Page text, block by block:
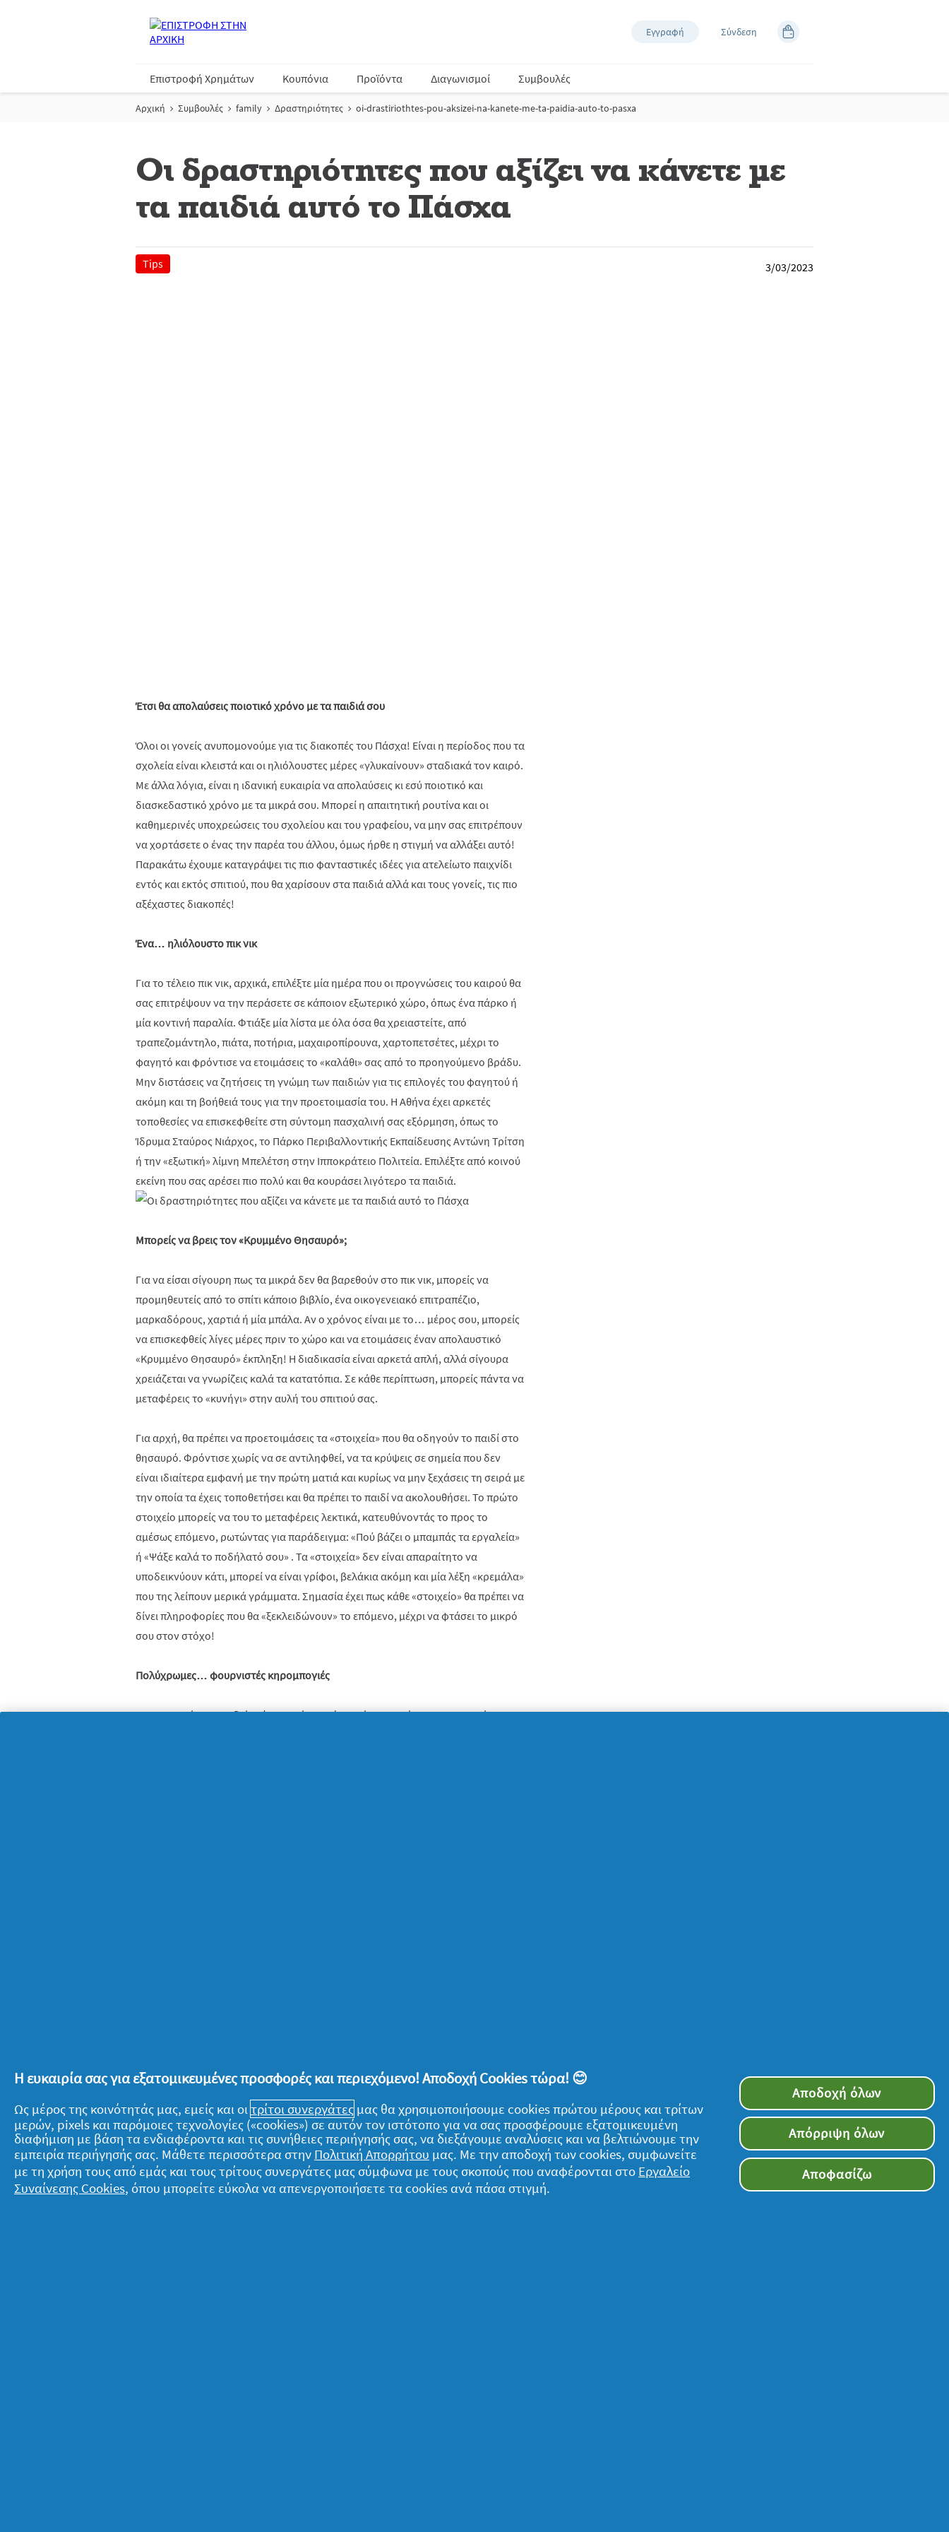
Εγγραφή Σύνδεση
Επιστροφή Χρημάτων Κουπόνια Προϊόντα Διαγωνισμοί Συμβουλές
Αρχική Συμβουλές family Δραστηριότητες oi-drastiriothtes-pou-aksizei-na-kanete-me-ta-paidia-auto-to-pasxa
Οι δραστηριότητες που αξίζει να κάνετε με
τα παιδιά αυτό το Πάσχα
Tips 3/03/2023
Έτσι θα απολαύσεις ποιοτικό χρόνο με τα παιδιά σου
Όλοι οι γονείς ανυπομονούμε για τις διακοπές του Πάσχα! Είναι η περίοδος που τα
σχολεία είναι κλειστά και οι ηλιόλουστες μέρες «γλυκαίνουν» σταδιακά τον καιρό.
Με άλλα λόγια, είναι η ιδανική ευκαιρία να απολαύσεις κι εσύ ποιοτικό και
διασκεδαστικό χρόνο με τα μικρά σου. Μπορεί η απαιτητική ρουτίνα και οι
καθημερινές υποχρεώσεις του σχολείου και του γραφείου, να μην σας επιτρέπουν
να χορτάσετε ο ένας την παρέα του άλλου, όμως ήρθε η στιγμή να αλλάξει αυτό!
Παρακάτω έχουμε καταγράψει τις πιο φανταστικές ιδέες για ατελείωτο παιχνίδι
εντός και εκτός σπιτιού, που θα χαρίσουν στα παιδιά αλλά και τους γονείς, τις πιο
αξέχαστες διακοπές!
Ένα… ηλιόλουστο πικ νικ
Για το τέλειο πικ νικ, αρχικά, επιλέξτε μία ημέρα που οι προγνώσεις του καιρού θα
σας επιτρέψουν να την περάσετε σε κάποιον εξωτερικό χώρο, όπως ένα πάρκο ή
μία κοντινή παραλία. Φτιάξε μία λίστα με όλα όσα θα χρειαστείτε, από
τραπεζομάντηλο, πιάτα, ποτήρια, μαχαιροπίρουνα, χαρτοπετσέτες, μέχρι το
φαγητό και φρόντισε να ετοιμάσεις το «καλάθι» σας από το προηγούμενο βράδυ.
Μην διστάσεις να ζητήσεις τη γνώμη των παιδιών για τις επιλογές του φαγητού ή
ακόμη και τη βοήθειά τους για την προετοιμασία του. Η Αθήνα έχει αρκετές
τοποθεσίες να επισκεφθείτε στη σύντομη πασχαλινή σας εξόρμηση, όπως το
Ίδρυμα Σταύρος Νιάρχος, το Πάρκο Περιβαλλοντικής Εκπαίδευσης Αντώνη Τρίτση
ή την «εξωτική» λίμνη Μπελέτση στην Ιπποκράτειο Πολιτεία. Επιλέξτε από κοινού
εκείνη που σας αρέσει πιο πολύ και θα κουράσει λιγότερο τα παιδιά.
Μπορείς να βρεις τον «Κρυμμένο Θησαυρό»;
Για να είσαι σίγουρη πως τα μικρά δεν θα βαρεθούν στο πικ νικ, μπορείς να
προμηθευτείς από το σπίτι κάποιο βιβλίο, ένα οικογενειακό επιτραπέζιο,
μαρκαδόρους, χαρτιά ή μία μπάλα. Αν ο χρόνος είναι με το… μέρος σου, μπορείς
να επισκεφθείς λίγες μέρες πριν το χώρο και να ετοιμάσεις έναν απολαυστικό
«Κρυμμένο Θησαυρό» έκπληξη! Η διαδικασία είναι αρκετά απλή, αλλά σίγουρα
χρειάζεται να γνωρίζεις καλά τα κατατόπια. Σε κάθε περίπτωση, μπορείς πάντα να
μεταφέρεις το «κυνήγι» στην αυλή του σπιτιού σας.
Για αρχή, θα πρέπει να προετοιμάσεις τα «στοιχεία» που θα οδηγούν το παιδί στο
θησαυρό. Φρόντισε χωρίς να σε αντιληφθεί, να τα κρύψεις σε σημεία που δεν
είναι ιδιαίτερα εμφανή με την πρώτη ματιά και κυρίως να μην ξεχάσεις τη σειρά με
την οποία τα έχεις τοποθετήσει και θα πρέπει το παιδί να ακολουθήσει. Το πρώτο
στοιχείο μπορείς να του το μεταφέρεις λεκτικά, κατευθύνοντάς το προς το
αμέσως επόμενο, ρωτώντας για παράδειγμα: «Πού βάζει ο μπαμπάς τα εργαλεία»
ή «Ψάξε καλά το ποδήλατό σου» . Τα «στοιχεία» δεν είναι απαραίτητο να
υποδεικνύουν κάτι, μπορεί να είναι γρίφοι, βελάκια ακόμη και μία λέξη «κρεμάλα»
που της λείπουν μερικά γράμματα. Σημασία έχει πως κάθε «στοιχείο» θα πρέπει να
δίνει πληροφορίες που θα «ξεκλειδώνουν» το επόμενο, μέχρι να φτάσει το μικρό
σου στον στόχο!
Πολύχρωμες… φουρνιστές κηρομπογιές
Αν τα κουτιά των παιδιών είναι γεμάτα από μικρά κομματάκια κηρομπογιάς που
τραπέζι, μπορείς να «μπλέξεις» και τα παιδιά στη διαδικασία, ζητώντας τους να τα
χειροτεχνίας και μπόλικη φαντασία, να είσαι σίγουρη πως θα μεγαλουργήσουν,
δημιουργώντας τους δικούς τους ευφάνταστους χαρακτήρες! Αν δεις πως
δυσκολεύονται, μπορείς να τους προτείνεις να περάσουν περιμετρικά στο κάθε
αυγό μία κορδέλα και να την «κλείσουν» με λίγη κόλλα. Σχηματίζοντας δύο
μαύρες βούλες πάνω στην κορδέλα τη μία δίπλα στην άλλη, θα είναι έτοιμο το πιο
Η ευκαιρία σας για εξατομικευμένες προσφορές και περιεχόμενο! Αποδοχή Cookies τώρα! 😊
Ως μέρος της κοινότητάς μας, εμείς και οιτρίτοι συνεργάτες μας θα χρησιμοποιήσουμε cookies πρώτου μέρους και τρίτων
μερών, pixels και παρόμοιες τεχνολογίες («cookies») σε αυτόν τον ιστότοπο για να σας προσφέρουμε εξατομικευμένη
διαφήμιση με βάση τα ενδιαφέροντα και τις συνήθειες περιήγησής σας, να διεξάγουμε αναλύσεις και να βελτιώνουμε την
εμπειρία περιήγησής σας. Μάθετε περισσότερα στην Πολιτική Απορρήτου μας. Με την αποδοχή των cookies, συμφωνείτε
με τη χρήση τους από εμάς και τους τρίτους συνεργάτες μας σύμφωνα με τους σκοπούς που αναφέρονται στο Εργαλείο
Συναίνεσης Cookies, όπου μπορείτε εύκολα να απενεργοποιήσετε τα cookies ανά πάσα στιγμή.
Αποδοχή όλων
Απόρριψη όλων
Αποφασίζω